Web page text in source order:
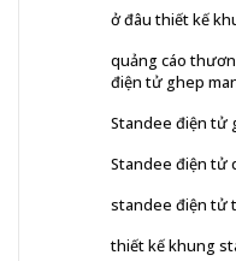
ở đâu thiết kế
quảng cáo
điện tử ghep
Standee điện tử
Standee điện tử
standee điện tử
thiết kế khung